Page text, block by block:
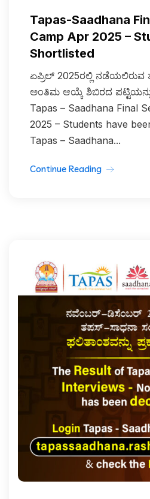
Tapas-Saadhana
Camp Apr 2025 –
Shortlisted
ಏಪ್ರಿಲ್ 2025ರಲ್ಲಿ ನಡೆಯಲಿರುವ
ಅಂತಿಮ ಆಯ್ಕೆ ಶಿಬಿರದ
Tapas – Saadhana Final
2025 – Students have
Tapas – Saadhana...
Continue Reading